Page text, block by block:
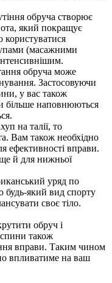
обруча створює
який покращує
користуватися
(масажними
обруча може
Застосовуючи
у вас також
більше наповнюються
на талії, то
Вам також необхідно
ефективності вправи.
й для нижньої
уряд по
будь-який вид спорту
своє тіло.
обруч і
також
вправи. Таким чином
впливатиме на ваш